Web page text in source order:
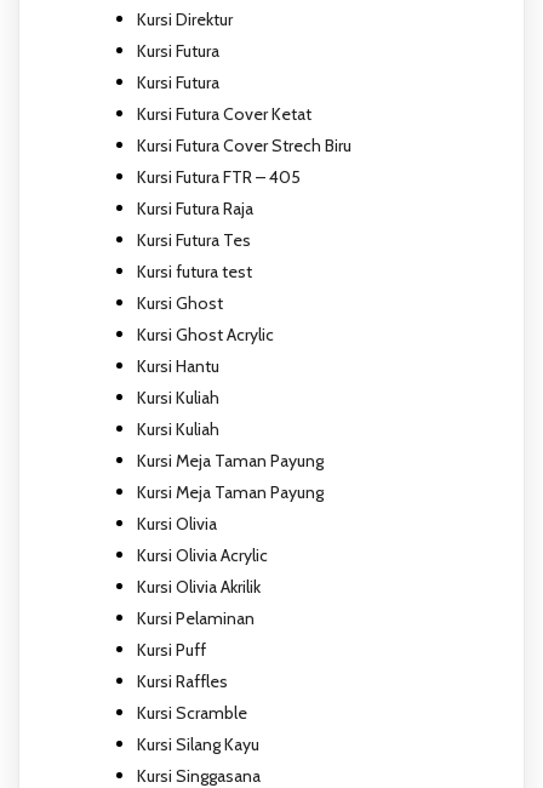
Kursi Direktur
Kursi Futura
Kursi Futura
Kursi Futura Cover Ketat
Kursi Futura Cover Strech Biru
Kursi Futura FTR – 405
Kursi Futura Raja
Kursi Futura Tes
Kursi futura test
Kursi Ghost
Kursi Ghost Acrylic
Kursi Hantu
Kursi Kuliah
Kursi Kuliah
Kursi Meja Taman Payung
Kursi Meja Taman Payung
Kursi Olivia
Kursi Olivia Acrylic
Kursi Olivia Akrilik
Kursi Pelaminan
Kursi Puff
Kursi Raffles
Kursi Scramble
Kursi Silang Kayu
Kursi Singgasana